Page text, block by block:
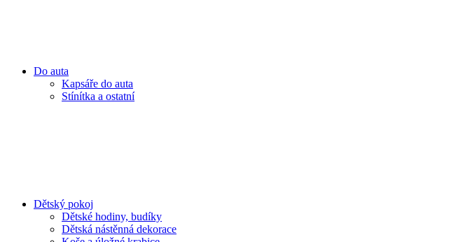
Do auta
Kapsáře do auta
Stínítka a ostatní
Dětský pokoj
Dětské hodiny, budíky
Dětská nástěnná dekorace